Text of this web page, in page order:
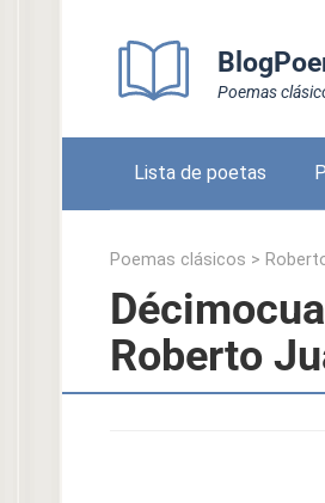
Poemas
Lista de poetas
Poemas clásicos >
Roberto